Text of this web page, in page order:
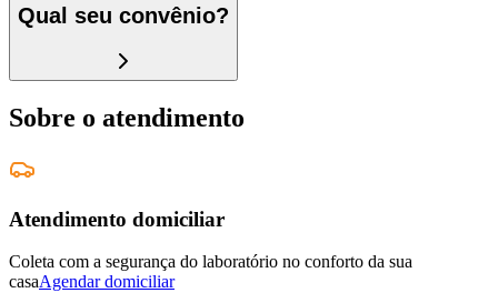
Qual seu convênio?
Sobre o atendimento
Atendimento domiciliar
Coleta com a segurança do laboratório no conforto da sua
casaAgendar domiciliar